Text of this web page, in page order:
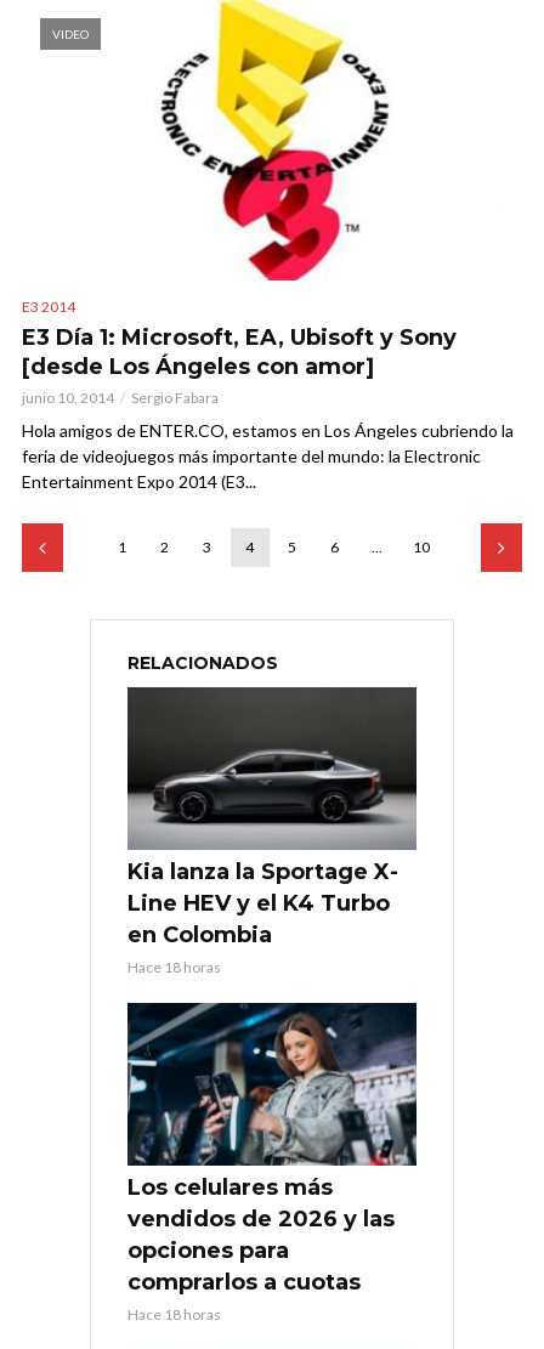
VIDEO
E3 2014
E3 Día 1: Microsoft, EA, Ubisoft y Sony
[desde Los Ángeles con amor]
junio 10, 2014 Sergio Fabara
Hola amigos de ENTER.CO, estamos en Los Ángeles cubriendo la
feria de videojuegos más importante del mundo: la Electronic
Entertainment Expo 2014 (E3...
1 2 3 4 5 6 … 10
RELACIONADOS
Kia lanza la Sportage X-
Line HEV y el K4 Turbo
en Colombia
Hace 18 horas
Los celulares más
vendidos de 2026 y las
opciones para
comprarlos a cuotas
Hace 18 horas